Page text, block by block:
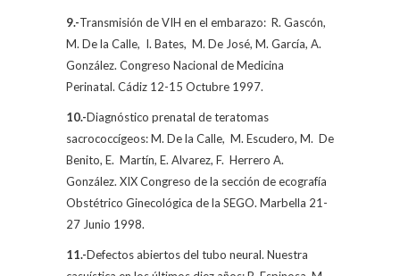
9.-Transmisión de VIH en el embarazo: R. Gascón,
M. De la Calle, I. Bates, M. De José, M. García, A.
González. Congreso Nacional de Medicina
Perinatal. Cádiz 12-15 Octubre 1997.
10.-Diagnóstico prenatal de teratomas
sacrococcígeos:M. De la Calle, M. Escudero, M. De
Benito, E. Martín, E. Alvarez, F. Herrero A.
González. XIX Congreso de la sección de ecografía
Obstétrico Ginecológica de la SEGO. Marbella 21-
27 Junio 1998.
11.-Defectos abiertos del tubo neural. Nuestra